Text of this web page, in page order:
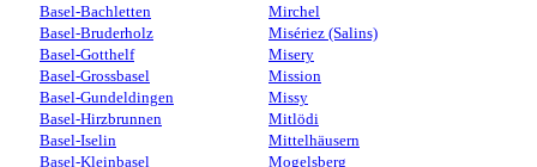
Basel-Bachletten
Basel-Bruderholz
Basel-Gotthelf
Basel-Grossbasel
Basel-Gundeldingen
Basel-Hirzbrunnen
Basel-Iselin
Basel-Kleinbasel
Mirchel
Misériez (Salins)
Misery
Mission
Missy
Mitlödi
Mittelhäusern
Mogelsberg